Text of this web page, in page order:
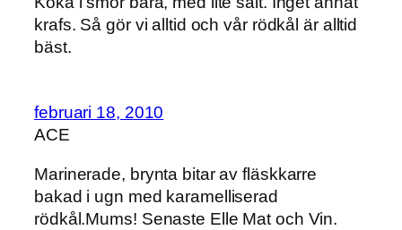
krafs. Så gör vi alltid och vår rödkål är alltid
bäst.
februari 18, 2010
ACE
Marinerade, brynta bitar av fläskkarre
bakad i ugn med karamelliserad
rödkål.Mums! Senaste Elle Mat och Vin.